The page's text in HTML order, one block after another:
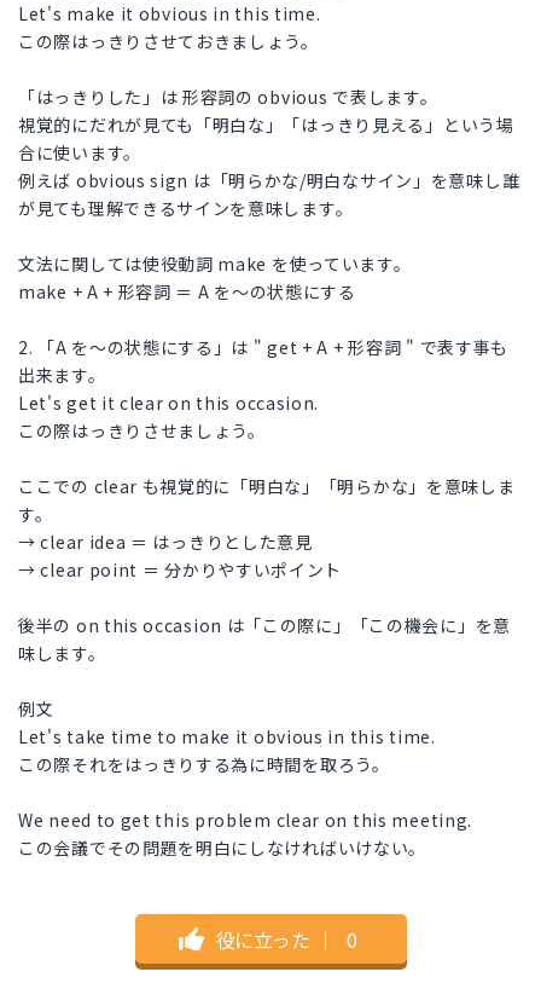
Let's make it obvious in this time.
この際はっきりさせておきましょう。
「はっきりした」は 形容詞の obvious で表します。
視覚的にだれが見ても「明白な」「はっきり見える」という場
合に使います。
例えば obvious sign は「明らかな/明白なサイン」を意味し誰
が見ても理解できるサインを意味します。
文法に関しては使役動詞 make を使っています。
make + A + 形容詞 ＝ A を～の状態にする
2. 「A を～の状態にする」は " get + A + 形容詞 " で表す事も
出来ます。
Let's get it clear on this occasion.
この際はっきりさせましょう。
ここでの clear も視覚的に「明白な」「明らかな」を意味しま
す。
→ clear idea ＝ はっきりとした意見
→ clear point ＝ 分かりやすいポイント
後半の on this occasion は「この際に」「この機会に」を意
味します。
例文
Let's take time to make it obvious in this time.
この際それをはっきりする為に時間を取ろう。
We need to get this problem clear on this meeting.
この会議でその問題を明白にしなければいけない。
役に立った ｜ 0